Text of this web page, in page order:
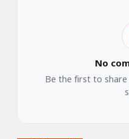
No
Be the first to